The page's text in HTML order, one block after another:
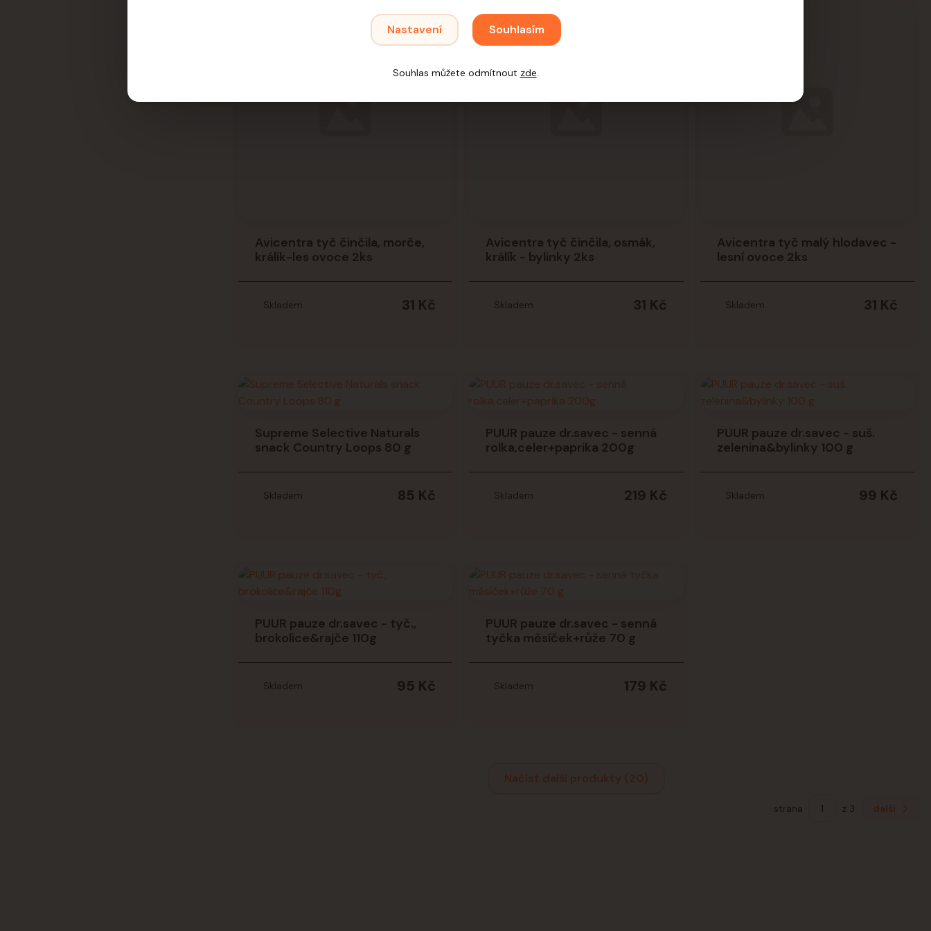
Avicentra tyč činčila, morče,
králík-les ovoce 2ks
31 Kč
Skladem
Avicentra tyč činčila, osmák,
králík - bylinky 2ks
31 Kč
Skladem
Avicentra tyč malý hlodavec -
lesní ovoce 2ks
31 Kč
Skladem
Supreme Selective Naturals
snack Country Loops 80 g
85 Kč
Skladem
PUUR pauze dr.savec - senná
rolka,celer+paprika 200g
219 Kč
Skladem
PUUR pauze dr.savec - suš.
zelenina&bylinky 100 g
99 Kč
Skladem
PUUR pauze dr.savec - tyč.,
brokolice&rajče 110g
95 Kč
Skladem
PUUR pauze dr.savec - senná
tyčka měsíček+růže 70 g
179 Kč
Skladem
Načíst další produkty (20)
strana z 3 další
Nastavení Souhlasím
Souhlas můžete odmítnout zde